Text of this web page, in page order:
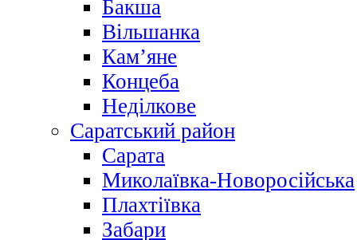
Бакша
Вільшанка
Кам’яне
Концеба
Неділкове
Саратський район
Сарата
Миколаївка-Новоросійська
Плахтіївка
Забари